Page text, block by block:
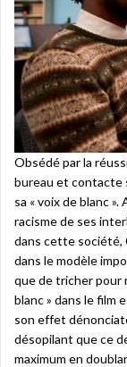
Obsédé par la
bureau et contacte
sa « voix de blanc
racisme de ses
dans cette société,
dans le modèle
que de tricher pour
blanc » dans le film
son effet
désopilant que ce
maximum en